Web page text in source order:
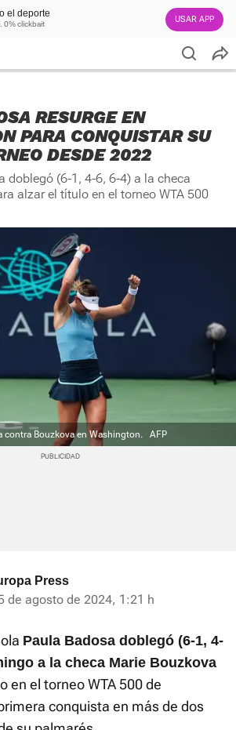
el deporte
0% clickbait USAR APP
RESURGE EN
PARA CONQUISTAR SU
DESDE 2022
doblegó (6-1, 4-6, 6-4) a la checa
alzar el título en el torneo WTA 500
contra Bouzkova en Washington. AFP
Press
de agosto de 2024, 1:21 h
Paula Badosa doblegó (6-1, 4-
a la checa Marie Bouzkova
en el torneo WTA 500 de
conquista en más de dos